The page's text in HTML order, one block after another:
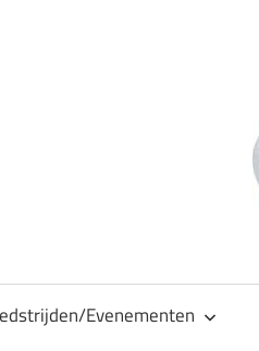
Evenementen